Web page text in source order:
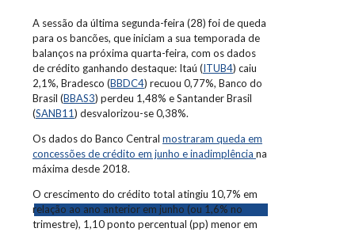
A sessão da última segunda-feira (28) foi de queda
para os bancões, que iniciam a sua temporada de
balanços na próxima quarta-feira, com os dados
de crédito ganhando destaque: Itaú (ITUB4) caiu
2,1%, Bradesco (BBDC4) recuou 0,77%, Banco do
Brasil (BBAS3) perdeu 1,48% e Santander Brasil
(SANB11) desvalorizou-se 0,38%.
Os dados do Banco Central mostraram queda em
concessões de crédito em junho e inadimplência na
máxima desde 2018.
O crescimento do crédito total atingiu 10,7% em
relação ao ano anterior em junho (ou 1,6% no
trimestre), 1,10 ponto percentual (pp) menor em